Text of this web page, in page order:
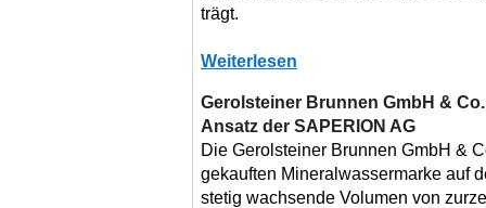
trägt.
Weiterlesen
Gerolsteiner Brunnen GmbH &
Ansatz der SAPERION AG
Die Gerolsteiner Brunnen GmbH &
gekauften Mineralwassermarke auf
stetig wachsende Volumen von